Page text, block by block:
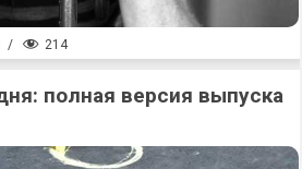
/ 214
полная версия выпуска